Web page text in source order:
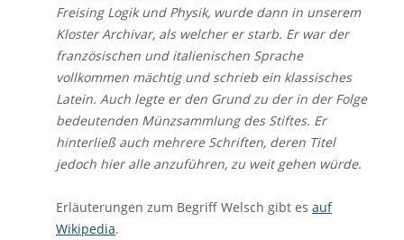
Freising Logik und Physik, wurde dann in unserem
Kloster Archivar, als welcher er starb. Er war der
französischen und italienischen Sprache
vollkommen mächtig und schrieb ein klassisches
Latein. Auch legte er den Grund zu der in der Folge
bedeutenden Münzsammlung des Stiftes. Er
hinterließ auch mehrere Schriften, deren Titel
jedoch hier alle anzuführen, zu weit gehen würde.
Erläuterungen zum Begriff Welsch gibt es auf
Wikipedia.